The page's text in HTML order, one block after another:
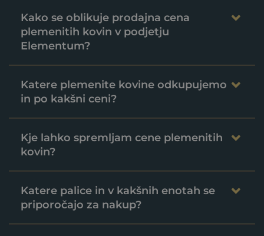
Kako se oblikuje prodajna cena
plemenitih kovin v podjetju
Elementum?
Katere plemenite kovine odkupujemo
in po kakšni ceni?
Kje lahko spremljam cene plemenitih
kovin?
Katere palice in v kakšnih enotah se
priporočajo za nakup?